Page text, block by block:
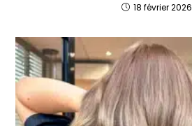
18 février 2026